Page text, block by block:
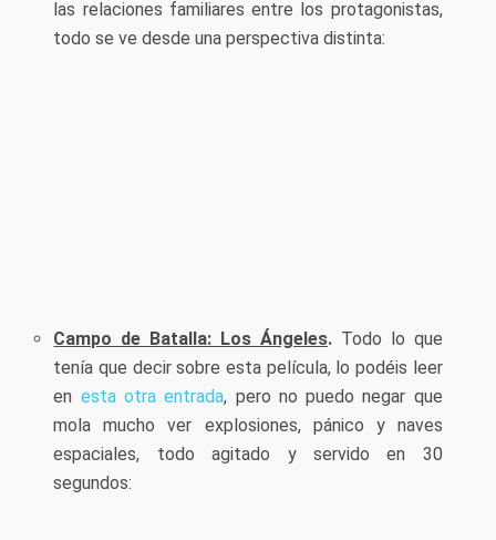
las relaciones familiares entre los protagonistas,
todo se ve desde una perspectiva distinta:
Campo de Batalla: Los Ángeles.Todo lo que
tenía que decir sobre esta película, lo podéis leer
en esta otra entrada, pero no puedo negar que
mola mucho ver explosiones, pánico y naves
espaciales, todo agitado y servido en 30
segundos: